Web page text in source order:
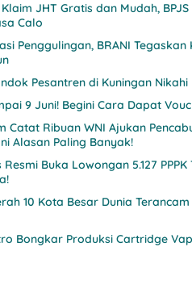
JHT Gratis dan Mudah,
Calo
Penggulingan, BRANI
Pesantren di Kuningan
9 Juni! Begini Cara Dapat
Catat Ribuan WNI Ajukan
Alasan Paling Banyak!
Resmi Buka Lowongan 5.127
10 Kota Besar Dunia
Bongkar Produksi Cartridge